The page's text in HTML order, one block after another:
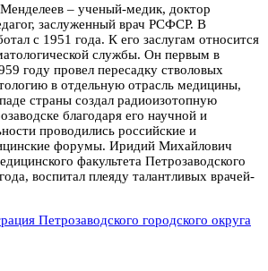
– ученый-медик, доктор
заслуженный врач РСФСР. В
с 1951 года. К его заслугам относится
службы. Он первым в
году провел пересадку стволовых
в отдельную отрасль медицины,
страны создал радиоизотопную
благодаря его научной и
проводились российские и
форумы. Иридий Михайлович
факультета Петрозаводского
воспитал плеяду талантливых врачей-
Петрозаводского городского округа